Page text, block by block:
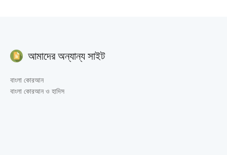
আমাদের অন্যান্য সাইট
বাংলা কোরআন
বাংলা কোরআন ও হাদিস